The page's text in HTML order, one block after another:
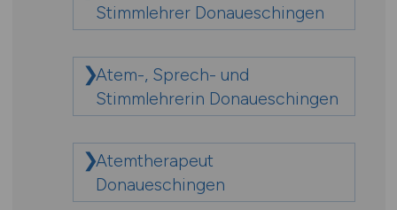
Stimmlehrer Donaueschingen
Atem-, Sprech- und
Stimmlehrerin Donaueschingen
Atemtherapeut
Donaueschingen